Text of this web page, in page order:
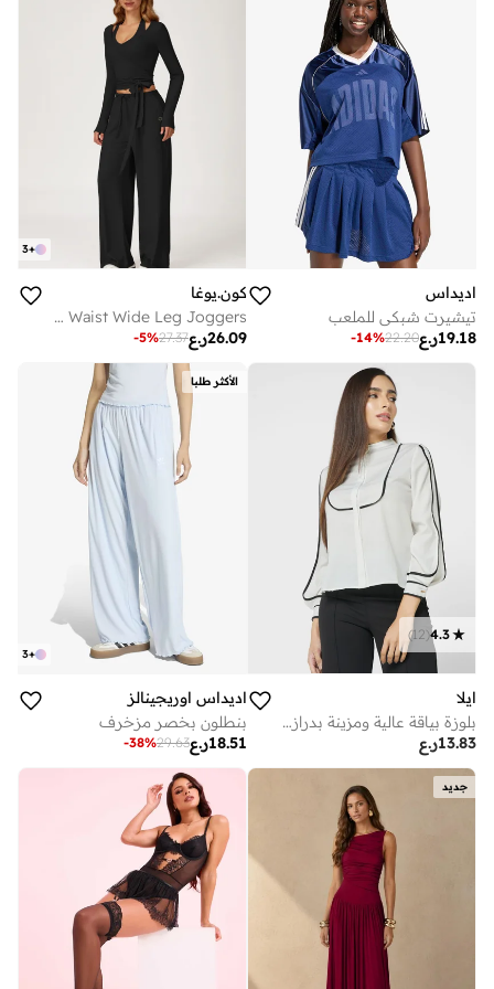
اديداس
تيشيرت شبكي للملعب
ر.ع19.18
22.20
-14%
+
3
كون.يوغا
Mid Waist Wide Leg Joggers
ر.ع26.09
27.37
-5%
4.3
(
12
)
ايلا
بلوزة بياقة عالية ومزينة بدرازات
ر.ع13.83
الأكثر طلبا
+
3
اديداس اوريجينالز
بنطلون بخصر مزخرف
ر.ع18.51
29.63
-38%
جديد